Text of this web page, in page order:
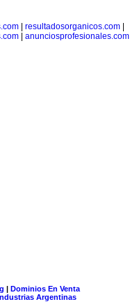
| resultadosorganicos.com|
| anunciosprofesionales.com
| Dominios En Venta
Argentinas